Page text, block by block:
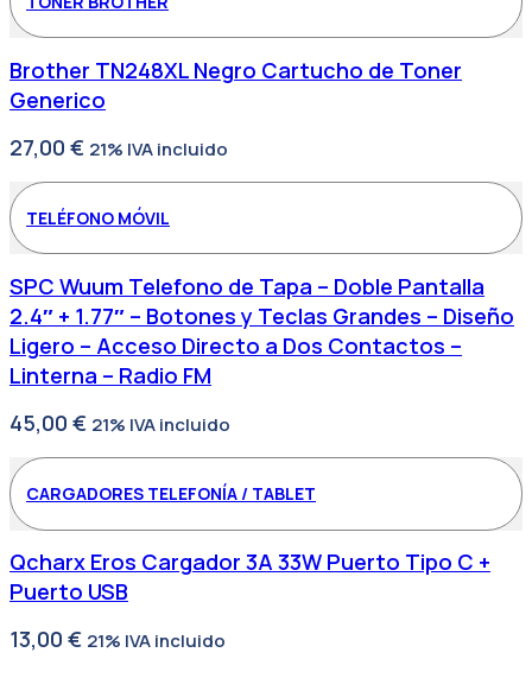
Brother TN248XL Negro Cartucho de Toner
Generico
27,00 € 21% IVA incluido
TELÉFONO MÓVIL
SPC Wuum Telefono de Tapa – Doble Pantalla
2.4″ + 1.77″ – Botones y Teclas Grandes – Diseño
Ligero – Acceso Directo a Dos Contactos –
Linterna – Radio FM
45,00 € 21% IVA incluido
CARGADORES TELEFONÍA / TABLET
Qcharx Eros Cargador 3A 33W Puerto Tipo C +
Puerto USB
13,00 € 21% IVA incluido